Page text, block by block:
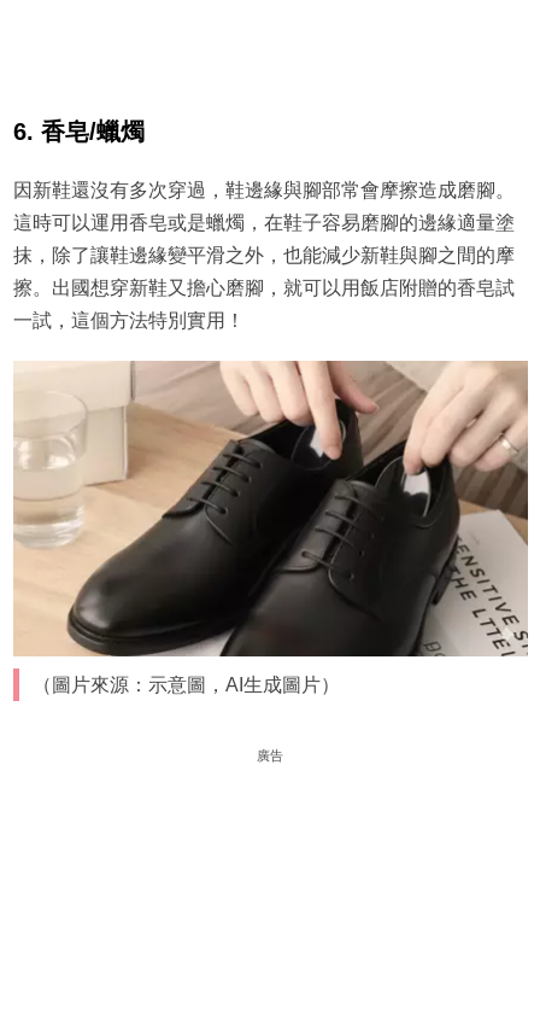
6. 香皂/蠟燭
因新鞋還沒有多次穿過，鞋邊緣與腳部常會摩擦造成磨腳。
這時可以運用香皂或是蠟燭，在鞋子容易磨腳的邊緣適量塗
抹，除了讓鞋邊緣變平滑之外，也能減少新鞋與腳之間的摩
擦。出國想穿新鞋又擔心磨腳，就可以用飯店附贈的香皂試
一試，這個方法特別實用！
（圖片來源：示意圖，AI生成圖片）
廣告